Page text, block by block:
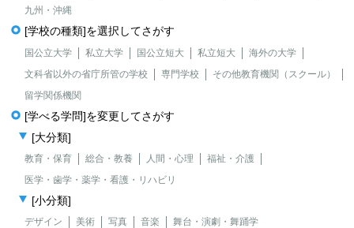
九州・沖縄
[学校の種類]を選択してさがす
国公立大学 私立大学 国公立短大 私立短大
海外の大学
文科省以外の省庁所管の学校
専門学校
その他教育機関（スクール）
留学関係機関
[学べる学問]を変更してさがす
[大分類]
教育・保育 総合・教養 人間・心理
福祉・介護
医学・歯学・薬学・看護・リハビリ
[小分類]
デザイン 美術 写真 音楽 舞台・演劇・舞踊学